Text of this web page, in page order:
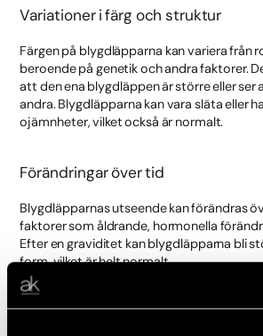
Variationer i färg och struktur
Färgen på blygdläpparna kan variera från
beroende på genetik och andra faktorer.
att den ena blygdläppen är större eller ser
andra. Blygdläpparna kan vara släta eller
ojämnheter, vilket också är normalt.
Förändringar över tid
Blygdläpparnas utseende kan förändras
faktorer som åldrande, hormonella
Efter en graviditet kan blygdläpparna bli
form, vilket är helt normalt.
Vanliga frågor om